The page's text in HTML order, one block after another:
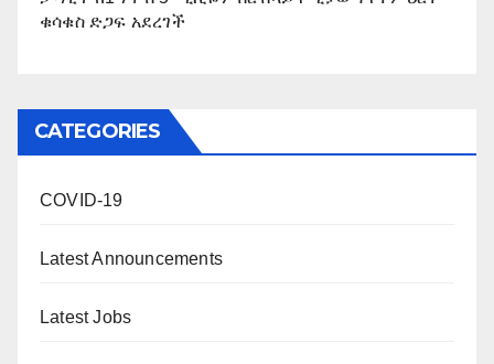
ቁሳቁስ ድጋፍ አደረገች
CATEGORIES
COVID-19
Latest Announcements
Latest Jobs